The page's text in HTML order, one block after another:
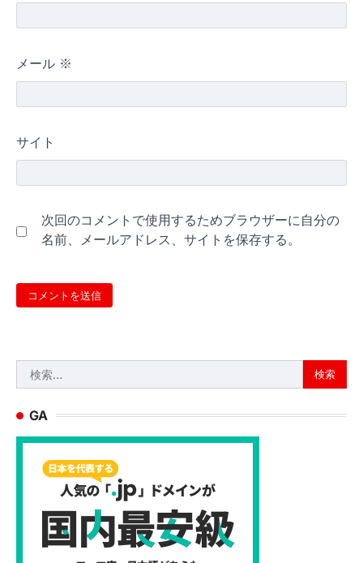
メール ※
サイト
次回のコメントで使用するためブラウザーに自分の
名前、メールアドレス、サイトを保存する。
索:
GA